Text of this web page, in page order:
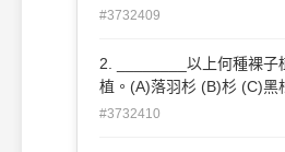
#3732409
2. ________以上何種裸子
植。(A)落羽杉 (B)杉 (C)黑
#3732410